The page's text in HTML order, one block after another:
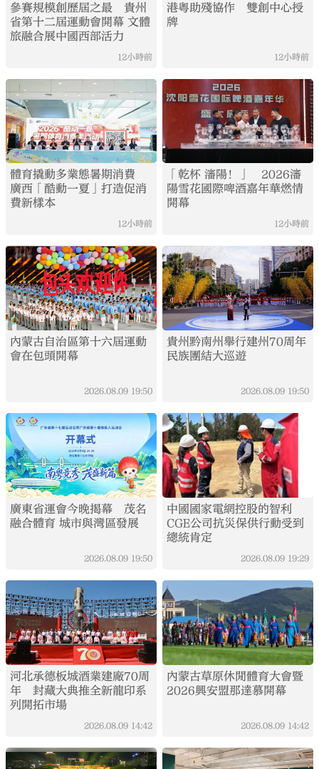
參賽規模創歷屆之最 貴州
省第十二屆運動會開幕 文體
旅融合展中國西部活力
12小時前
港粵助殘協作 雙創中心授
牌
12小時前
體育撬動多業態暑期消費
廣西「酷動一夏」打造促消
費新樣本
12小時前
「乾杯 瀋陽！」 2026瀋
陽雪花國際啤酒嘉年華燃情
開幕
12小時前
內蒙古自治區第十六屆運動
會在包頭開幕
2026.08.09 19:50
貴州黔南州舉行建州70周年
民族團結大巡遊
2026.08.09 19:50
廣東省運會今晚揭幕 茂名
融合體育 城市與灣區發展
2026.08.09 19:50
中國國家電網控股的智利
CGE公司抗災保供行動受到
總統肯定
2026.08.09 19:29
河北承德板城酒業建廠70周
年 封藏大典推全新龍印系
列開拓市場
2026.08.09 14:42
內蒙古草原休閒體育大會暨
2026興安盟那達慕開幕
2026.08.09 14:42